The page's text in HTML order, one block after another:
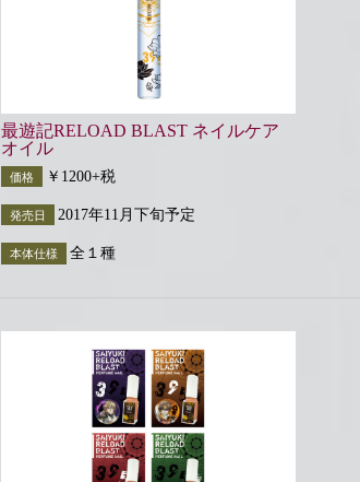
最遊記RELOAD BLAST ネイルケア
オイル
価格 ￥1200+税
発売日 2017年11月下旬予定
本体仕様 全１種